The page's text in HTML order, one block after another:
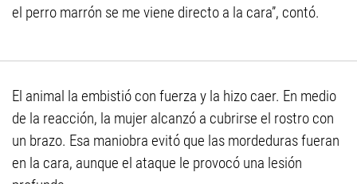
el perro marrón se me viene directo a la cara”, contó.
El animal la embistió con fuerza y la hizo caer. En medio
de la reacción, la mujer alcanzó a cubrirse el rostro con
un brazo. Esa maniobra evitó que las mordeduras fueran
en la cara, aunque el ataque le provocó una lesión